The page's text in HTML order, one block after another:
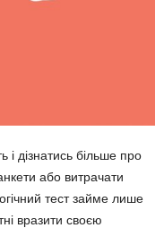
і дізнатись більше про
або витрачати
тест займе лише
вразити своєю